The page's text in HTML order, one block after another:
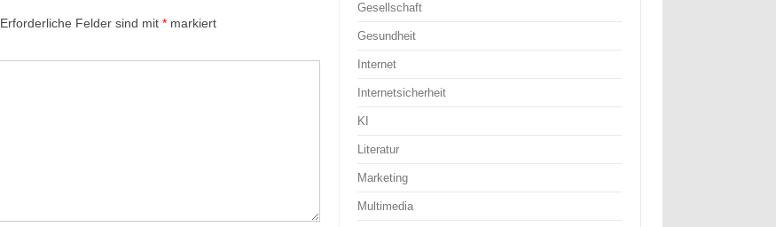
Erforderliche Felder sind mit *markiert
Gesellschaft
Gesundheit
Internet
Internetsicherheit
KI
Literatur
Marketing
Multimedia